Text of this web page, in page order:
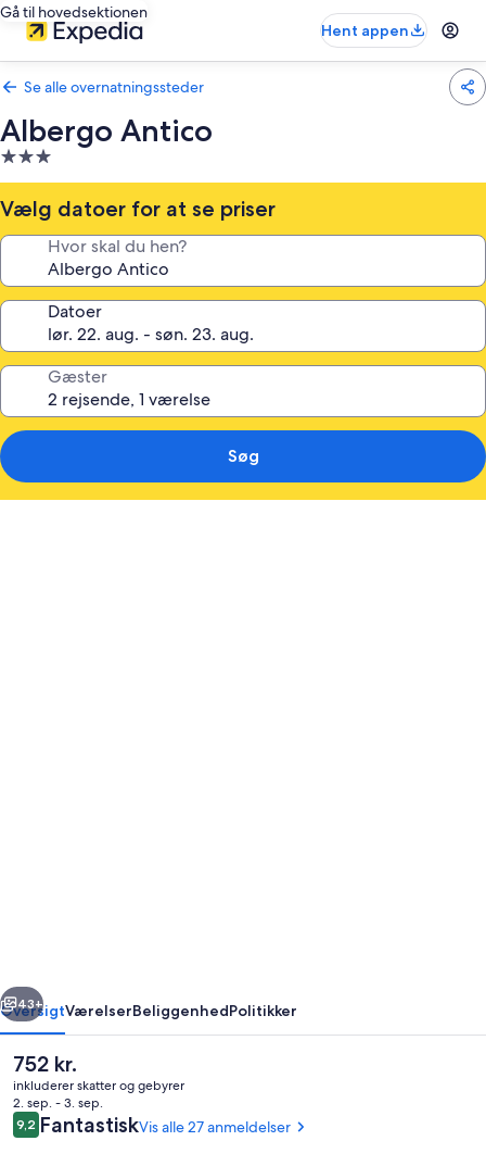
Gå til hovedsektionen
Hent appen
Se alle overnatningssteder
Albergo Antico
3.0-
stjernet
overnatningssted
Vælg datoer for at se priser
Hvor skal du hen?
Datoer
Gæster
Søg
Næste
43+
OversigtVærelserBeliggenhedPolitikker
Den
nuværende
pris
er
752 kr.
752 kr.
inkluderer skatter og gebyrer
2. sep. - 3. sep.
Anmeldelser
9,29,2 ud af 10.
FantastiskVis alle 27 anmeldelser